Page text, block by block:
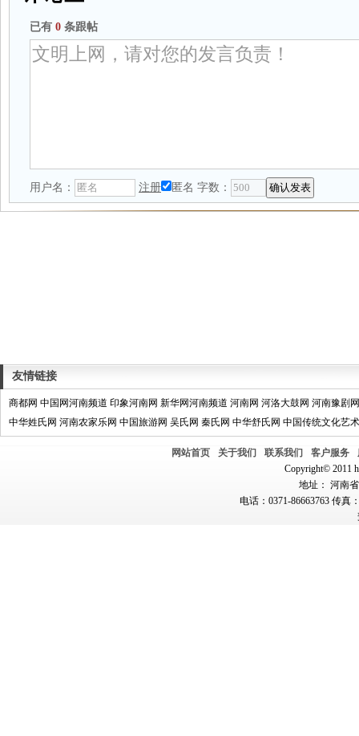
已有 0 条跟帖
用户名： 注册 匿名 字数：
友情链接
商都网 中国网河南频道 印象河南网 新华网河南频道 河南网 河洛大鼓网 河南豫剧网
中华姓氏网 河南农家乐网 中国旅游网 吴氏网 秦氏网 中华舒氏网 中国传统文化艺
网站首页 关于我们 联系我们 客户服务
Copyright© 2011
地址： 河南
电话：0371-86663763 传真